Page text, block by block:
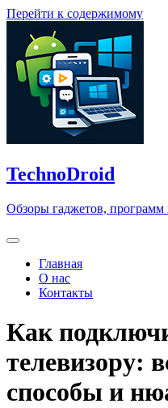
Перейти к содержимому
TechnoDroid
Обзоры гаджетов, программ
Главная
О нас
Контакты
Как
телевизору:
способы и